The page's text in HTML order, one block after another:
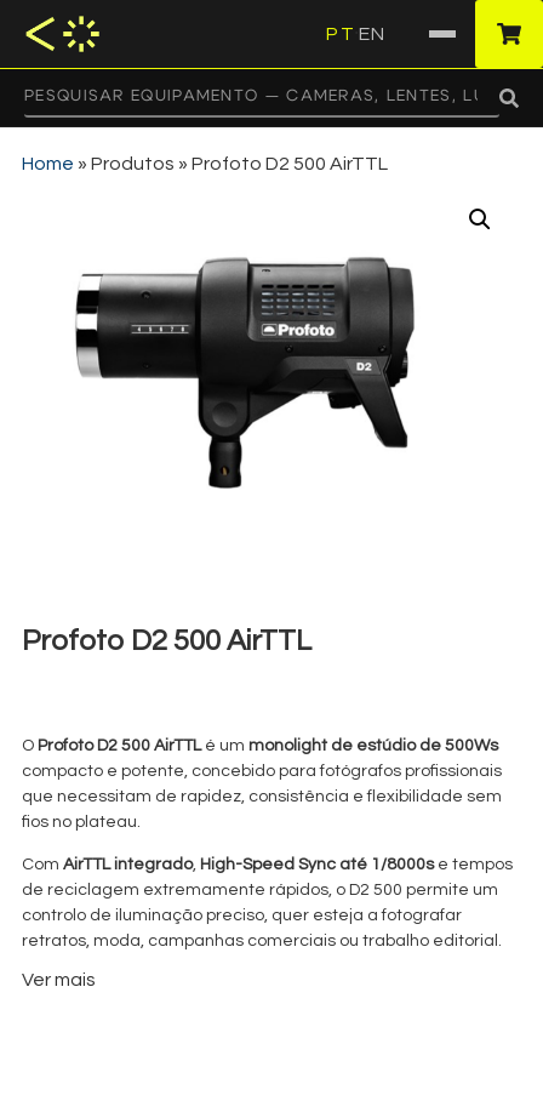
PT EN
Home » Produtos » Profoto D2 500 AirTTL
Profoto D2 500 AirTTL
O Profoto D2 500 AirTTLé um monolight de estúdio de 500Ws
compacto e potente, concebido para fotógrafos profissionais
que necessitam de rapidez, consistência e flexibilidade sem
fios no plateau.
Com AirTTL integrado, High-Speed Sync até 1/8000se tempos
de reciclagem extremamente rápidos, o D2 500 permite um
controlo de iluminação preciso, quer esteja a fotografar
retratos, moda, campanhas comerciais ou trabalho editorial.
Em comparação com os sistemas alimentados a bateria, o D2
Ver mais